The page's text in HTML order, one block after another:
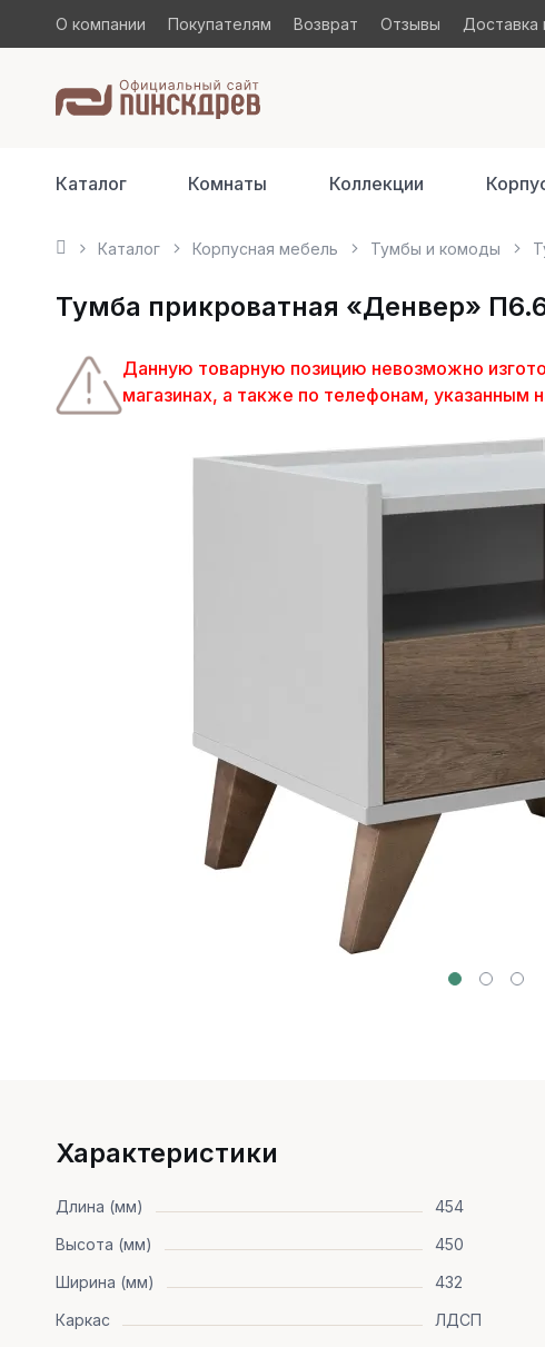
О компании Покупателям Возврат Отзывы Доставка
Каталог Комнаты Коллекции
Каталог Корпусная мебель Тумбы и комоды
Тумба прикроватная «Денвер»
Данную товарную позицию невозможно
магазинах, а также по телефонам, указанным
Характеристики
Длина (мм)
454
Высота (мм)
450
Ширина (мм)
432
Каркас
ЛДСП